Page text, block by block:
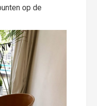
op de